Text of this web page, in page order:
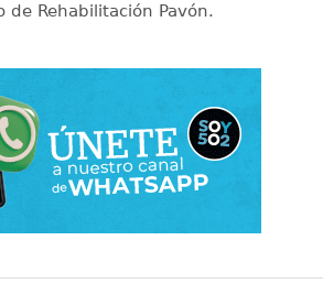
de Rehabilitación Pavón.